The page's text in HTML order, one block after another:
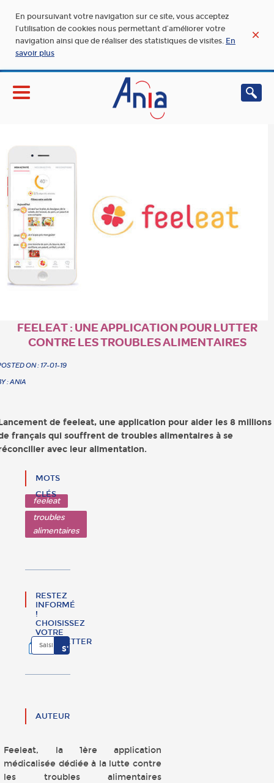
En poursuivant votre navigation sur ce site, vous acceptez
l’utilisation de cookies nous permettant d’améliorer votre
navigation ainsi que de réaliser des statistiques de visites. En
savoir plus
FEELEAT : UNE APPLICATION POUR LUTTER
CONTRE LES TROUBLES ALIMENTAIRES
ON : 17-01-19
: ANIA
de feeleat, une application pour aider les 8 millions
français qui souffrent de troubles alimentaires à se
avec leur alimentation.
MOTS
CLÉS
feeleat
troubles
alimentaires
RESTEZ
INFORMÉ
!
CHOISISSEZ
VOTRE
NEWSLETTER
AUTEUR
Feeleat, la 1ère application
médicalisée dédiée à la lutte contre
les troubles alimentaires